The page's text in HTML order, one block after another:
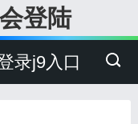
登陆
录j9入口